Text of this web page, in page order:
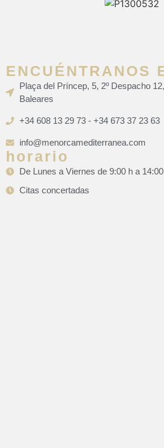
ENCUÉNTRANOS
Plaça del Príncep, 5, 2º Despacho
Baleares
+34 608 13 29 73 - +34 673 37 23 63
info@menorcamediterranea.com
horario
De Lunes a Viernes de 9:00 h a
Citas concertadas